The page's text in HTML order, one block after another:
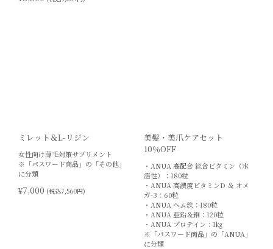
ミレット＆L-リジン
女性向け薄毛対策サプリメント
※「パスワード商品」の「その他」
に分類
¥7,000 (税込7,560円)
美髪・美爪ケアセット
10％OFF
・ANUA 高配合 総合ビタミン（水
溶性）：180粒
・ANUA 高濃度ビタミンD ＆ オメ
ガ-3：60粒
・ANUA ヘム鉄：180粒
・ANUA 亜鉛＆銅：120粒
・ANUA プロテイン：1㎏
※「パスワード商品」の「ANUA」
に分類